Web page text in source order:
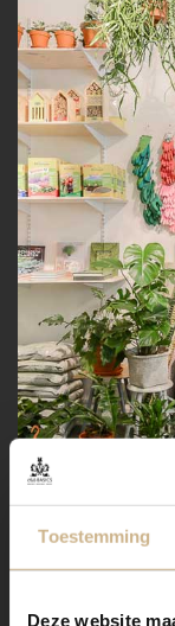
Toestemming
Deze website